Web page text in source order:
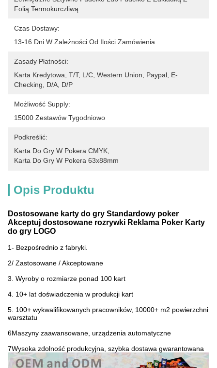
Folią Termokurczliwą
Czas Dostawy:
13-16 Dni W Zależności Od Ilości Zamówienia
Zasady Płatności:
Karta Kredytowa, T/T, L/C, Western Union, Paypal, E-
Checking, D/A, D/P
Możliwość Supply:
15000 Zestawów Tygodniowo
Podkreślić:
Karta Do Gry W Pokera CMYK
Karta Do Gry W Pokera 63x88mm
Opis Produktu
Dostosowane karty do gry Standardowy poker
Akceptuj dostosowane rozrywki Reklama Poker Karty
do gry LOGO
1- Bezpośrednio z fabryki.
2/ Zastosowane / Akceptowane
3. Wyroby o rozmiarze ponad 100 kart
4. 10+ lat doświadczenia w produkcji kart
5. 100+ wykwalifikowanych pracowników, 10000+ m2 powierzchni
warsztatu
6Maszyny zaawansowane, urządzenia automatyczne
7Wysoka zdolność produkcyjna, szybka dostawa gwarantowana